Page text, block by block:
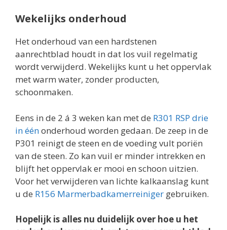
Wekelijks onderhoud
Het onderhoud van een hardstenen
aanrechtblad houdt in dat los vuil regelmatig
wordt verwijderd. Wekelijks kunt u het oppervlak
met warm water, zonder producten,
schoonmaken.
Eens in de 2 á 3 weken kan met de R301 RSP drie
in éénonderhoud worden gedaan. De zeep in de
P301 reinigt de steen en de voeding vult poriën
van de steen. Zo kan vuil er minder intrekken en
blijft het oppervlak er mooi en schoon uitzien.
Voor het verwijderen van lichte kalkaanslag kunt
u de R156 Marmerbadkamerreiniger gebruiken.
Hopelijk is alles nu duidelijk over hoe u het